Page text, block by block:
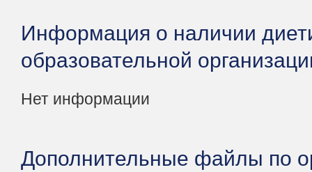
Информация о наличии
образовательной
Нет информации
Дополнительные файлы по